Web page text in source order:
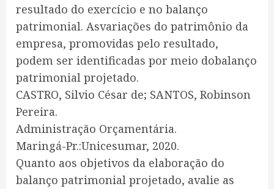
resultado do exercício e no balanço
patrimonial. Asvariações do patrimônio da
empresa, promovidas pelo resultado,
podem ser identificadas por meio dobalanço
patrimonial projetado.
CASTRO, Silvio César de; SANTOS, Robinson
Pereira.
Administração Orçamentária.
Maringá-Pr.:Unicesumar, 2020.
Quanto aos objetivos da elaboração do
balanço patrimonial projetado, avalie as